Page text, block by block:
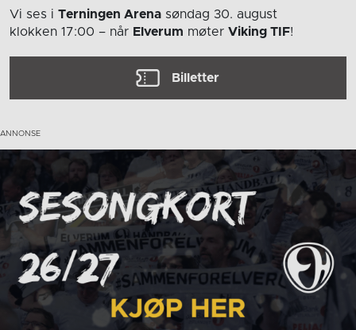
Vi ses i Terningen Arena søndag 30. august
klokken 17:00 – når Elverum møter Viking TIF!
Billetter